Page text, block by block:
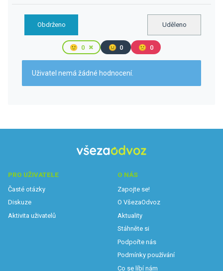
Obdrženo Uděleno
🙂 0 😐 0 🙁 0
Uživatel nemá žádné hodnocení.
PRO UŽIVATELE
Časté otázky
Diskuze
Aktivita uživatelů
O NÁS
Zapojte se!
O VšezaOdvoz
Aktuality
Stáhněte si
Podpořte nás
Podmínky používání
Co se líbí nám